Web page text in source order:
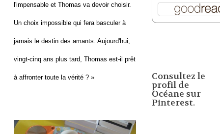
l'impensable et Thomas va devoir choisir.
Un choix impossible qui fera basculer à
jamais le destin des amants. Aujourd'hui,
vingt-cinq ans plus tard, Thomas est-il prêt
à affronter toute la vérité ? » Consultez le
profil de
Océane sur
Pinterest.